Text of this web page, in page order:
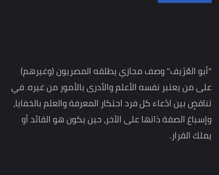
"أبو العُرّيف" وصف مجازي يطلقه المصريون (وغيرهم)
على من يعتبر نفسه اﻷعلم واﻷدرى باﻷمور من غيره. في
تناقضٍ بين ادّعاء كل فرد احتكار المعرفة والعلم بالخفايا،
وإسباغ الصفة ذاتها على الآخر، حين يكون هو القائد أو
يملك القرار.